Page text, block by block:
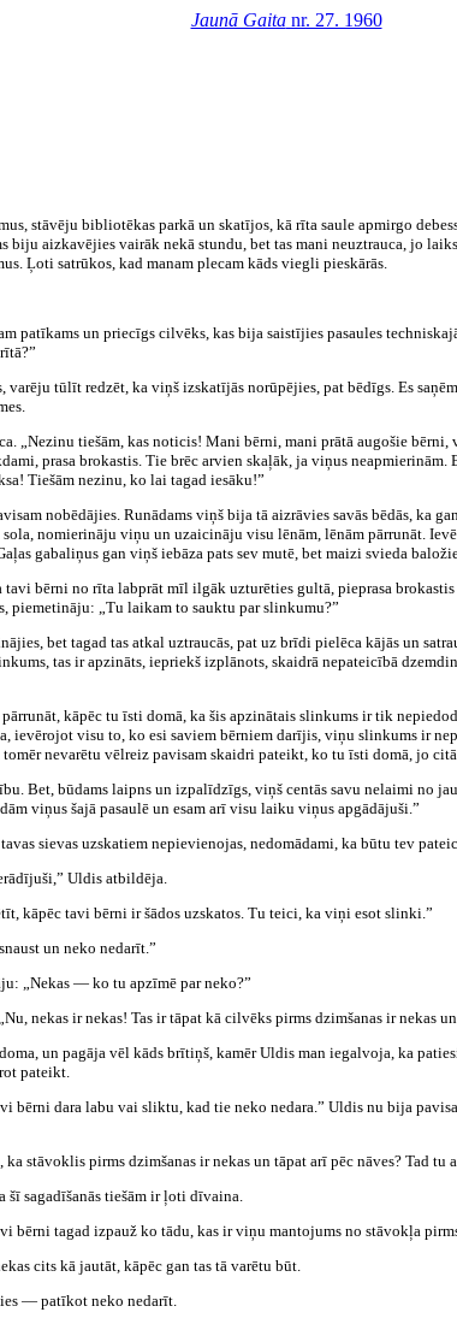
Jaunā Gaitanr. 27. 1960
stāvēju bibliotēkas parkā un skatījos, kā rīta saule apmirgo
biju aizkavējies vairāk nekā stundu, bet tas mani neuztrauca, jo
Ļoti satrūkos, kad manam plecam kāds viegli pieskārās.
patīkams un priecīgs cilvēks, kas bija saistījies pasaules
varēju tūlīt redzēt, ka viņš izskatījās norūpējies, pat bēdīgs. Es
„Nezinu tiešām, kas noticis! Mani bērni, mani prātā augošie
prasa brokastis. Tie brēc arvien skaļāk, ja viņus
Tiešām nezinu, ko lai tagad iesāku!”
nobēdājies. Runādams viņš bija tā aizrāvies savās bēdās, ka
nomierināju viņu un uzaicināju visu lēnām, lēnām pārrunāt.
gabaliņus gan viņš iebāza pats sev mutē, bet maizi svieda
bērni no rīta labprāt mīl ilgāk uzturēties gultā, pieprasa
piemetināju: „Tu laikam to sauktu par slinkumu?”
bet tagad tas atkal uztraucās, pat uz brīdi pielēca kājās un
tas ir apzināts, iepriekš izplānots, skaidrā nepateicībā
kāpēc tu īsti domā, ka šis apzinātais slinkums ir tik
ievērojot visu to, ko esi saviem bērniem darījis, viņu slinkums ir
nevarētu vēlreiz pavisam skaidri pateikt, ko tu īsti domā, jo
Bet, būdams laipns un izpalīdzīgs, viņš centās savu nelaimi no
viņus šajā pasaulē un esam arī visu laiku viņus apgādājuši.”
sievas uzskatiem nepievienojas, nedomādami, ka būtu tev
Uldis atbildēja.
kāpēc tavi bērni ir šādos uzskatos. Tu teici, ka viņi esot slinki.”
un neko nedarīt.”
„Nekas — ko tu apzīmē par neko?”
nekas ir nekas! Tas ir tāpat kā cilvēks pirms dzimšanas ir nekas
un pagāja vēl kāds brītiņš, kamēr Uldis man iegalvoja, ka
pateikt.
bērni dara labu vai sliktu, kad tie neko nedara.” Uldis nu bija
stāvoklis pirms dzimšanas ir nekas un tāpat arī pēc nāves? Tad tu
šī sagadīšanās tiešām ir ļoti dīvaina.
bērni tagad izpauž ko tādu, kas ir viņu mantojums no stāvokļa
cits kā jautāt, kāpēc gan tas tā varētu būt.
— patīkot neko nedarīt.